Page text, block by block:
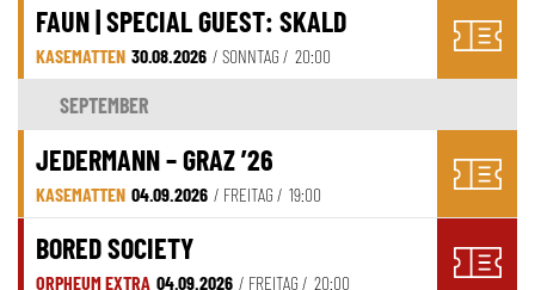
FAUN | SPECIAL GUEST: SKALD
KASEMATTEN 30.08.2026 / SONNTAG / 20:00
SEPTEMBER
JEDERMANN – GRAZ ’26
KASEMATTEN 04.09.2026 / FREITAG / 19:00
BORED SOCIETY
ORPHEUM EXTRA 04.09.2026 / FREITAG / 20:00